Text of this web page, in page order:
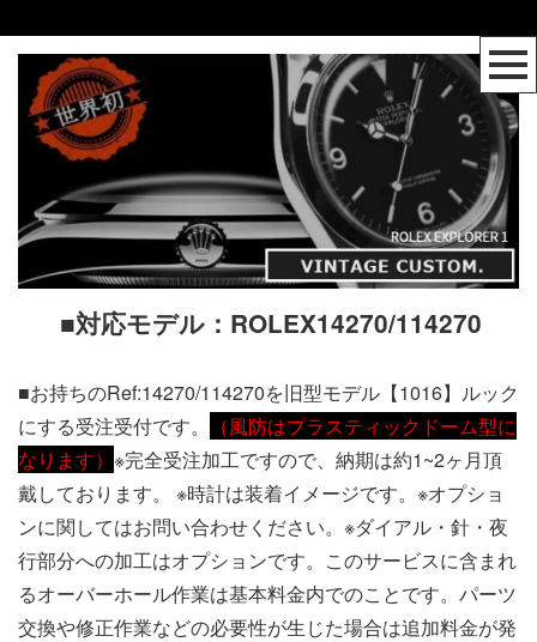
■対応モデル：ROLEX14270/114270
■お持ちのRef:14270/114270を旧型モデル【1016】ルック
にする受注受付です。
（風防はプラスティックドーム型に
なります） ※完全受注加工ですので、納期は約1~2ヶ月頂
戴しております。 ※時計は装着イメージです。※オプショ
ンに関してはお問い合わせください。※ダイアル・針・夜
行部分への加工はオプションです。このサービスに含まれ
るオーバーホール作業は基本料金内でのことです。パーツ
交換や修正作業などの必要性が生じた場合は追加料金が発